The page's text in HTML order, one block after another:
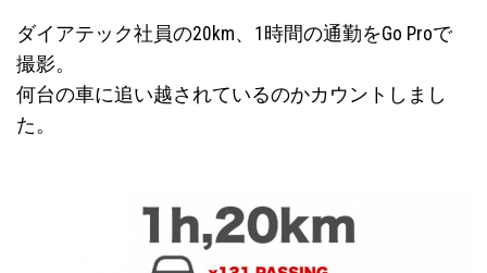
ダイアテック社員の20km、1時間の通勤をGo Proで
撮影。
何台の車に追い越されているのかカウントしまし
た。